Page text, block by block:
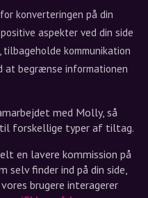
konverteringen på din
aspekter ved din side
kommunikation
at begrænse informationen
med Molly, så
forskellige typer af tiltag.
en lavere kommission på
selv finder ind på din side,
brugere interagerer